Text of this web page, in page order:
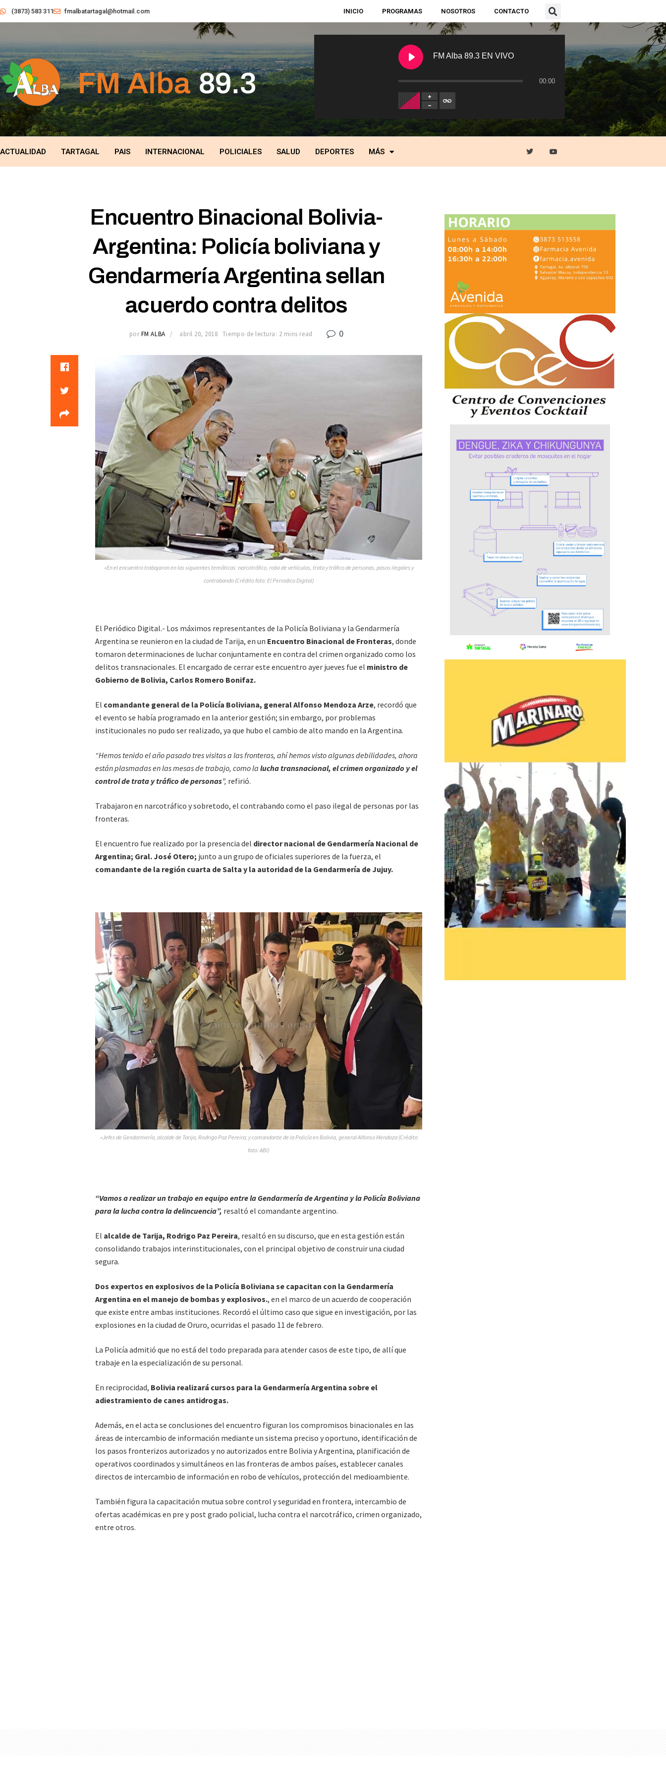
(3873) 583 311 fmalbatartagal@hotmail.com INICIO PROGRAMAS NOSOTROS CONTACTO
FM Alba 89.3 EN VIVO
00:00
ACTUALIDAD TARTAGAL PAIS INTERNACIONAL POLICIALES SALUD DEPORTES MÁS
Encuentro Binacional Bolivia-
Argentina: Policía boliviana y
Gendarmería Argentina sellan
acuerdo contra delitos
por FM ALBA abril 20, 2018 Tiempo de lectura: 2 mins read 0
»En el encuentro trabajaron en las siguientes temáticas: narcotráfico, robo de vehículos, trata y tráfico de personas, pasos ilegales y
contrabando (Crédito foto: El Periodico Digital)
El Periódico Digital.- Los máximos representantes de la Policía Boliviana y la Gendarmería
Argentina se reunieron en la ciudad de Tarija, en un Encuentro Binacional de Fronteras, donde
tomaron determinaciones de luchar conjuntamente en contra del crimen organizado como los
delitos transnacionales. El encargado de cerrar este encuentro ayer jueves fue el ministro de
Gobierno de Bolivia, Carlos Romero Bonifaz.
El comandante general de la Policía Boliviana, general Alfonso Mendoza Arze, recordó que
el evento se había programado en la anterior gestión; sin embargo, por problemas
institucionales no pudo ser realizado, ya que hubo el cambio de alto mando en la Argentina.
“Hemos tenido el año pasado tres visitas a las fronteras, ahí hemos visto algunas debilidades, ahora
están plasmadas en las mesas de trabajo, como la lucha transnacional, el crimen organizado y el
control de trata y tráfico de personas”, refirió.
Trabajaron en narcotráfico y sobretodo, el contrabando como el paso ilegal de personas por las
fronteras.
El encuentro fue realizado por la presencia del director nacional de Gendarmería Nacional de
Argentina; Gral. José Otero; junto a un grupo de oficiales superiores de la fuerza, el
comandante de la región cuarta de Salta y la autoridad de la Gendarmería de Jujuy.
»Jefes de Gendarmería, alcalde de Tarija, Rodrigo Paz Pereira; y comandante de la Policía en Bolivia, general Alfonso Mendoza (Crédito
foto: ABI)
“Vamos a realizar un trabajo en equipo entre la Gendarmería de Argentina y la Policía Boliviana
para la lucha contra la delincuencia”, resaltó el comandante argentino.
El alcalde de Tarija, Rodrigo Paz Pereira, resaltó en su discurso, que en esta gestión están
consolidando trabajos interinstitucionales, con el principal objetivo de construir una ciudad
segura.
Dos expertos en explosivos de la Policía Boliviana se capacitan con la Gendarmería
Argentina en el manejo de bombas y explosivos., en el marco de un acuerdo de cooperación
que existe entre ambas instituciones. Recordó el último caso que sigue en investigación, por las
explosiones en la ciudad de Oruro, ocurridas el pasado 11 de febrero.
La Policía admitió que no está del todo preparada para atender casos de este tipo, de allí que
trabaje en la especialización de su personal.
En reciprocidad, Bolivia realizará cursos para la Gendarmería Argentina sobre el
adiestramiento de canes antidrogas.
Además, en el acta se conclusiones del encuentro figuran los compromisos binacionales en las
áreas de intercambio de información mediante un sistema preciso y oportuno, identificación de
los pasos fronterizos autorizados y no autorizados entre Bolivia y Argentina, planificación de
operativos coordinados y simultáneos en las fronteras de ambos países, establecer canales
directos de intercambio de información en robo de vehículos, protección del medioambiente.
También figura la capacitación mutua sobre control y seguridad en frontera, intercambio de
ofertas académicas en pre y post grado policial, lucha contra el narcotráfico, crimen organizado,
entre otros.